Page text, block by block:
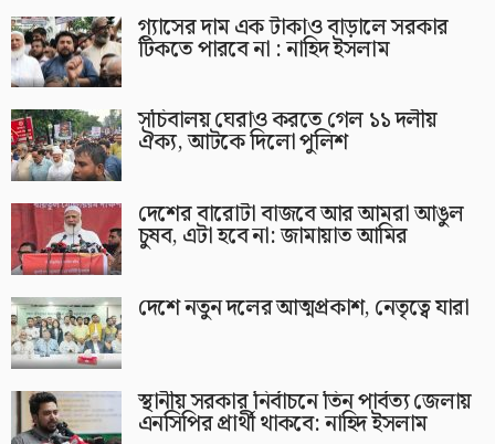
গ্যাসের দাম এক টাকাও বাড়ালে সরকার
টিকতে পারবে না : নাহিদ ইসলাম
সচিবালয় ঘেরাও করতে গেল ১১ দলীয়
ঐক্য, আটকে দিলো পুলিশ
দেশের বারোটা বাজবে আর আমরা আঙুল
চুষব, এটা হবে না: জামায়াত আমির
দেশে নতুন দলের আত্মপ্রকাশ, নেতৃত্বে যারা
স্থানীয় সরকার নির্বাচনে তিন পার্বত্য জেলায়
এনসিপির প্রার্থী থাকবে: নাহিদ ইসলাম